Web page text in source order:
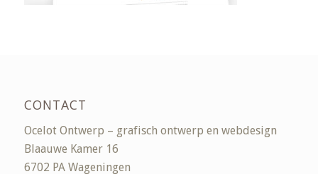
CONTACT
Ocelot Ontwerp – grafisch ontwerp en webdesign
Blaauwe Kamer 16
6702 PA Wageningen